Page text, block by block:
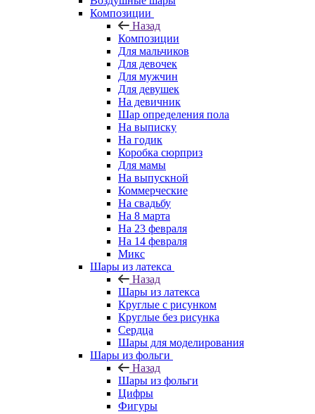
Композиции
Назад
Композиции
Для мальчиков
Для девочек
Для мужчин
Для девушек
На девичник
Шар определения пола
На выписку
На годик
Коробка сюрприз
Для мамы
На выпускной
Коммерческие
На свадьбу
На 8 марта
На 23 февраля
На 14 февраля
Микс
Шары из латекса
Назад
Шары из латекса
Круглые с рисунком
Круглые без рисунка
Сердца
Шары для моделирования
Шары из фольги
Назад
Шары из фольги
Цифры
Фигуры